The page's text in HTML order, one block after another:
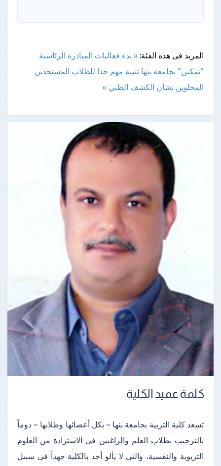
المزيد فى هذه الفئة: « بدء فعاليات المبادرة الرئاسية
"تمكين" بجامعة بنها تنبية مهم جدا للطلاب المستجدين
المحلوين بشأن الكشف الطبي »
كلمة عميد الكلية
تسعد كلية التربية بجامعة بنها – بكل أعضائها وطلابها – دوماً
بالترحيب بطلاب العلم والراغبين فى الاستزادة من العلوم
التربوية والنفسية، والتى لا يألو أحد بالكلية جهداً فى سبيل